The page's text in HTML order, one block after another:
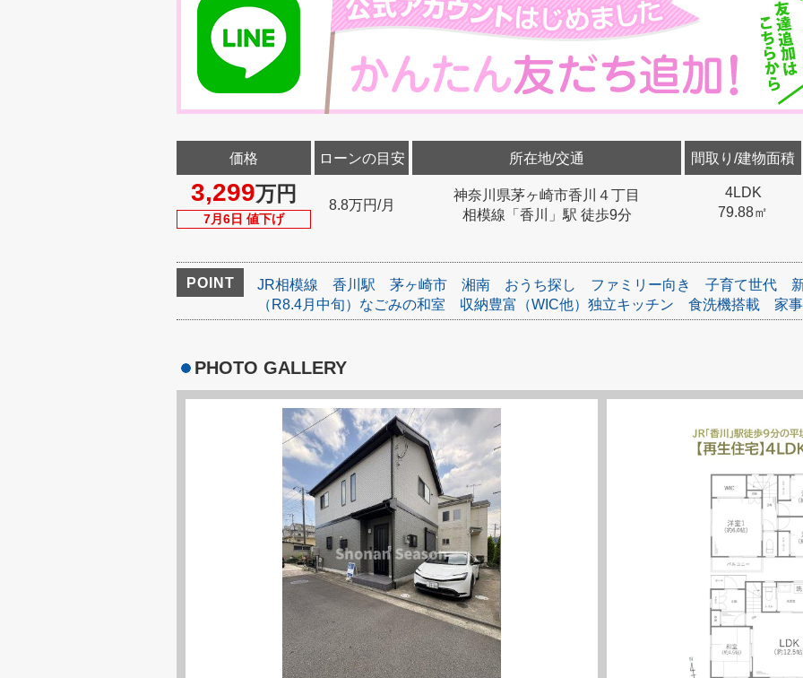
価格
3,299万円
7月6日 値下げ
ローンの目安
8.8万円/月
所在地/交通
神奈川県茅ヶ崎市香川４丁目
相模線「香川」駅 徒歩9分
間取り/建物面積
4LDK
79.88㎡
POINT JR相模線 香川駅 茅ヶ崎市 湘南 おうち探し ファミリー向き 子育て世代
（R8.4月中旬）なごみの和室
収納豊富（WIC他）独立キッチン 食洗機搭載 家
PHOTO GALLERY